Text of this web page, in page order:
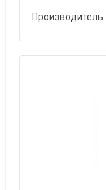
Производитель: